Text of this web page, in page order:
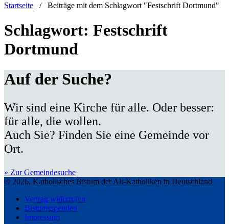
Startseite / Beiträge mit dem Schlagwort "Festschrift Dortmund"
Schlagwort: Festschrift
Dortmund
Auf der Suche?
Wir sind eine Kirche für alle. Oder besser:
für alle, die wollen.
Auch Sie? Finden Sie eine Gemeinde vor
Ort.
» Zur Gemeindesuche
© 2026, Katholisches Bistum der Alt-Katholiken in Deutschland
Vertrag widerrufen
Bistumsspenden
Impressum